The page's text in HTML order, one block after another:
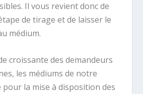
Il vous revient donc de
de tirage et de laisser le
médium.
croissante des demandeurs
les médiums de notre
la mise à disposition des